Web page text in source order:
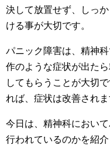
決して放置せず、しっ
ける事が大切です。
パニック障害は、精神
作のような症状が出た
してもらうことが大切
れば、症状は改善されま
今日は、精神科におい
行われているのかを紹介